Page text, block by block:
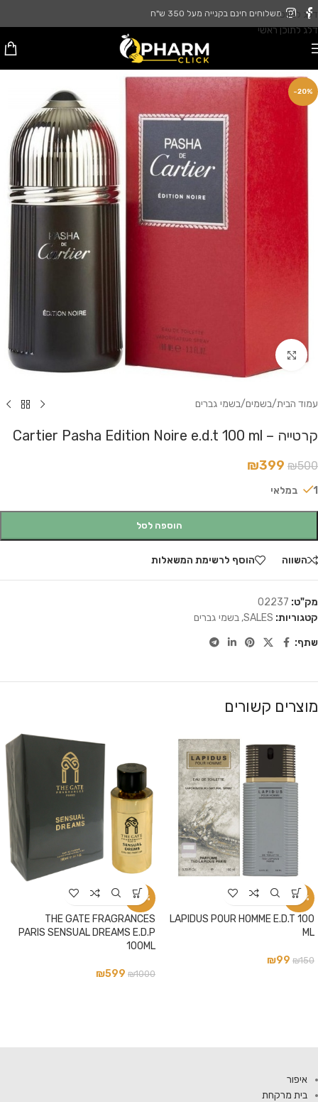
דלג לניווט
דלג לתוכן ראשי
משלוחים חינם בקנייה מעל 350 ש"ח
-20%
לחץ להגדלה
עמוד הבית/בשמים/בשמי גברים
קרטייה – Cartier Pasha Edition Noire e.d.t 100 ml
₪500
₪399
1 במלאי
הוספה לסל
השווה הוסף לרשימת המשאלות
מק"ט: 02237
קטגוריות: SALES
, בשמי גברים
שתף:
מוצרים קשורים
-34%
LAPIDUS POUR HOMME E.D.T 100
ML
₪150
₪99
-40%
THE GATE FRAGRANCES
PARIS SENSUAL DREAMS E.D.P
100ML
₪1000
₪599
איפור
בית מרקחת